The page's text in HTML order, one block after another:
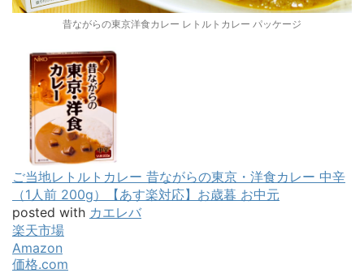
昔ながらの東京洋食カレー レトルトカレー パッケージ
ご当地レトルトカレー 昔ながらの東京・洋食カレー 中辛
（1人前 200g）【あす楽対応】お歳暮 お中元
posted with カエレバ
楽天市場
Amazon
価格.com